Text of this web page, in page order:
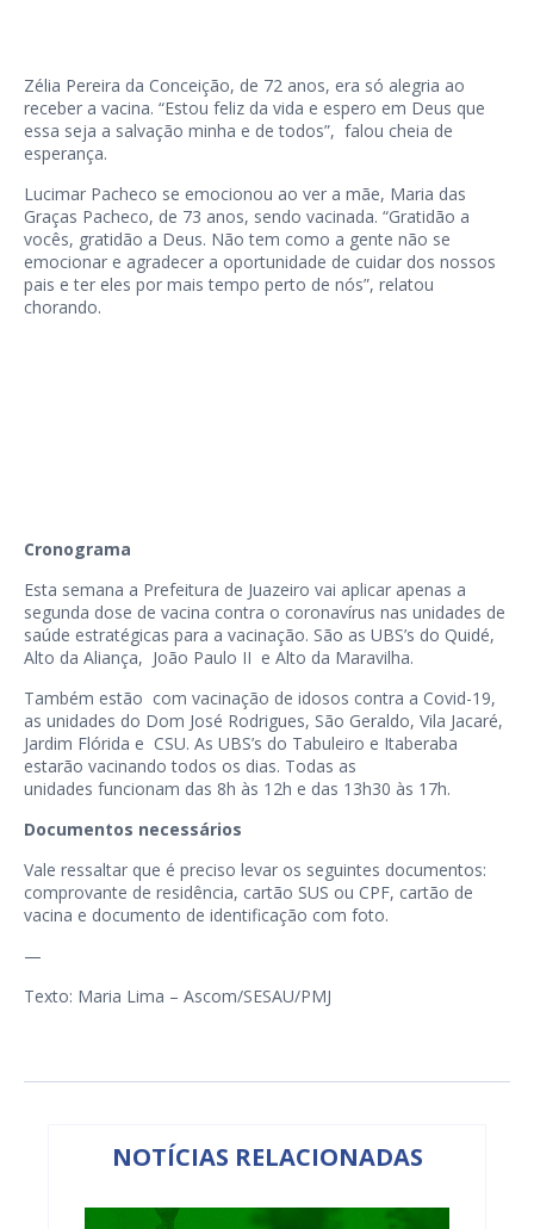
Zélia Pereira da Conceição, de 72 anos, era só alegria ao
receber a vacina. “Estou feliz da vida e espero em Deus que
essa seja a salvação minha e de todos”, falou cheia de
esperança.
Lucimar Pacheco se emocionou ao ver a mãe, Maria das
Graças Pacheco, de 73 anos, sendo vacinada. “Gratidão a
vocês, gratidão a Deus. Não tem como a gente não se
emocionar e agradecer a oportunidade de cuidar dos nossos
pais e ter eles por mais tempo perto de nós”, relatou
chorando.
Cronograma
Esta semana a Prefeitura de Juazeiro vai aplicar apenas a
segunda dose de vacina contra o coronavírus nas unidades de
saúde estratégicas para a vacinação. São as UBS’s do Quidé,
Alto da Aliança, João Paulo II e Alto da Maravilha.
Também estão com vacinação de idosos contra a Covid-19,
as unidades do Dom José Rodrigues, São Geraldo, Vila Jacaré,
Jardim Flórida e CSU. As UBS’s do Tabuleiro e Itaberaba
estarão vacinando todos os dias. Todas as
unidades funcionam das 8h às 12h e das 13h30 às 17h.
Documentos necessários
Vale ressaltar que é preciso levar os seguintes documentos:
comprovante de residência, cartão SUS ou CPF, cartão de
vacina e documento de identificação com foto.
—
Texto: Maria Lima – Ascom/SESAU/PMJ
NOTÍCIAS RELACIONADAS